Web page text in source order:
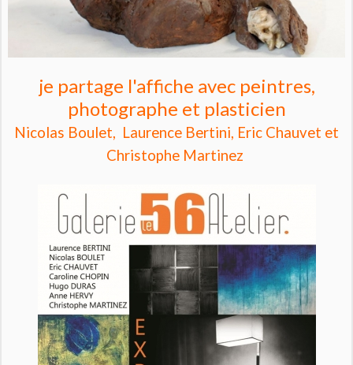
je partage l'affiche avec peintres,
photographe et plasticien
Nicolas Boulet, Laurence Bertini, Eric Chauvet et
Christophe Martinez